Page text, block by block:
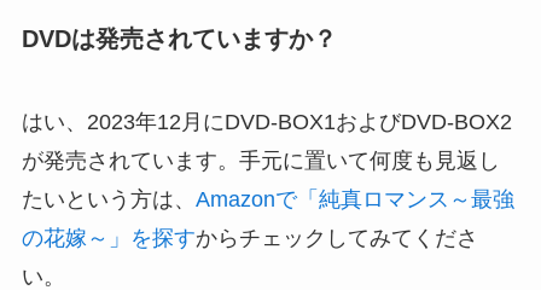
DVDは発売されていますか？
はい、2023年12月にDVD-BOX1およびDVD-BOX2
が発売されています。手元に置いて何度も見返し
たいという方は、 Amazonで「純真ロマンス～最強
の花嫁～」を探すからチェックしてみてくださ
い。